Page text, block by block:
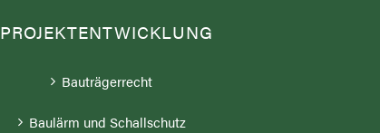
PROJEKTENTWICKLUNG
Bauträgerrecht
Baulärm und Schallschutz